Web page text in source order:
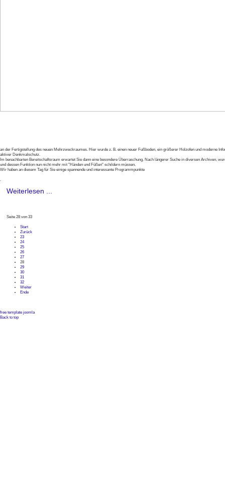
an der Fertigstellung des neuen Mehrzweckraumes. Hier wurde z. B. einen neuer Fußboden, ein größerer Holzofen und moderne
aktiver Denkmalschutz.
Im benachbarten Bereitschaftsraum erwartet Sie dann eine besondere Überraschung. Nach längerer Suche in diversen Archiven,
und dessen Funktion nun nicht mehr mit "Händen und Füßen" schildern müssen.
Wir haben an diesem Tag für Sie einige spannende und interessante Programmpunkte
.
Weiterlesen ...
Seite 28 von 33
Start
Zurück
23
24
25
26
27
28
29
30
31
32
Weiter
Ende
free template joomla
Back to top